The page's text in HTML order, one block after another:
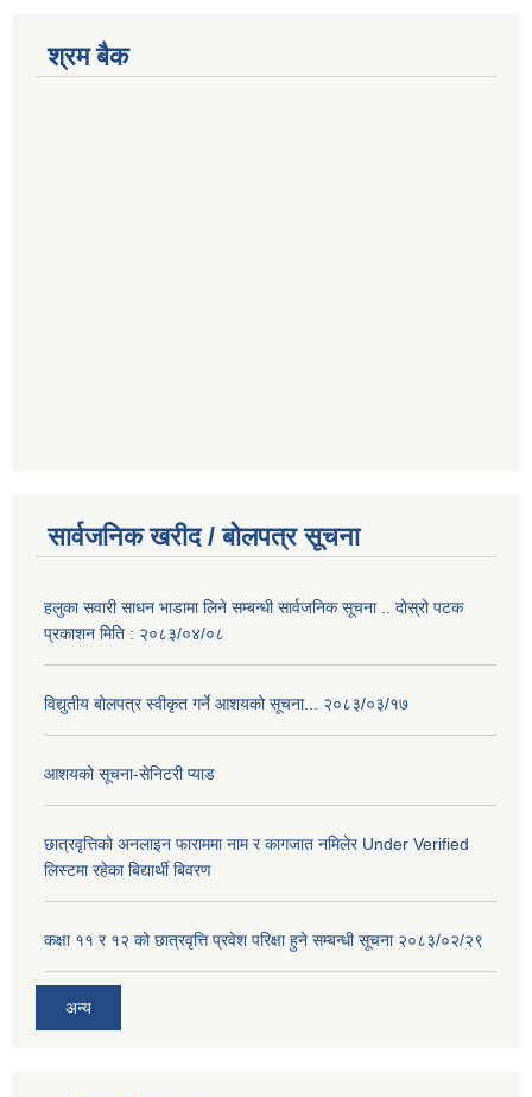
श्रम बैक
सार्वजनिक खरीद / बोलपत्र सूचना
हलुका सवारी साधन भाडामा लिने सम्बन्धी सार्वजनिक सूचना .. दोस्रो पटक
प्रकाशन मिति : २०८३/०४/०८
विद्युतीय बोलपत्र स्वीकृत गर्ने आशयको सूचना... २०८३/०३/१७
आशयको सूचना-सेनिटरी प्याड
छात्रवृत्तिको अनलाइन फाराममा नाम र कागजात नमिलेर Under Verified
लिस्टमा रहेका बिद्यार्थी बिवरण
कक्षा ११ र १२ को छात्रवृत्ति प्रवेश परिक्षा हुने सम्बन्धी सूचना २०८३/०२/२९
अन्य